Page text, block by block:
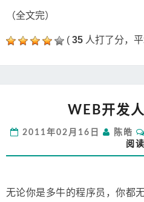
（全文完）
( 35 人打了分，平
开
人
员
WEB开发
2011年02月16日 陈皓
阅读
无论你是多牛的程序员，你都